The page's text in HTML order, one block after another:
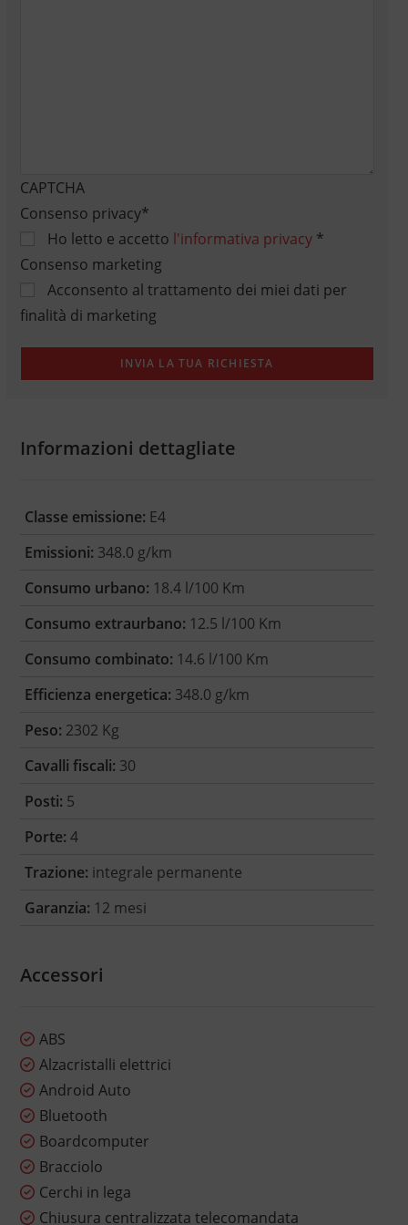
CAPTCHA
Consenso privacy*
Ho letto e accetto l'informativa privacy*
Consenso marketing
Acconsento al trattamento dei miei dati per
finalità di marketing
Informazioni dettagliate
Classe emissione: E4
Emissioni: 348.0 g/km
Consumo urbano: 18.4 l/100 Km
Consumo extraurbano: 12.5 l/100 Km
Consumo combinato: 14.6 l/100 Km
Efficienza energetica: 348.0 g/km
Peso: 2302 Kg
Cavalli fiscali: 30
Posti: 5
Porte: 4
Trazione: integrale permanente
Garanzia: 12 mesi
Accessori
ABS
Alzacristalli elettrici
Android Auto
Bluetooth
Boardcomputer
Bracciolo
Cerchi in lega
Chiusura centralizzata telecomandata